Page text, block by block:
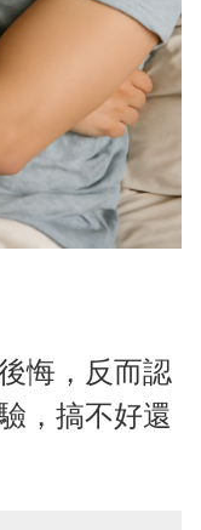
悔，反而認
，搞不好還